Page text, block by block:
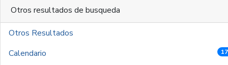
Otros resultados de busqueda
Otros Resultados
Calendario